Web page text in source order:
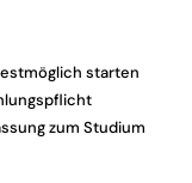
starten
zum Studium